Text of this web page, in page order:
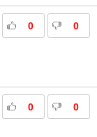
0 0
0 0